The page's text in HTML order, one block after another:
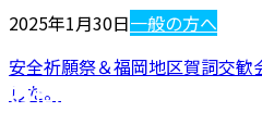
2025年1月30日一般の方へ
安全祈願祭＆福岡地区賀詞交歓
した。
お問い合わせ